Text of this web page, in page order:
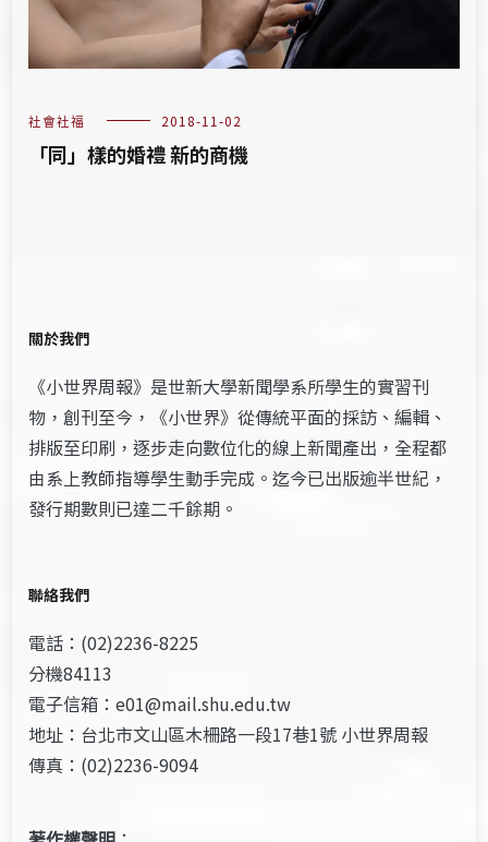
社會社福 2018-11-02
「同」樣的婚禮 新的商機
關於我們
《小世界周報》是世新大學新聞學系所學生的實習刊
物，創刊至今，《小世界》從傳統平面的採訪、編輯、
排版至印刷，逐步走向數位化的線上新聞產出，全程都
由系上教師指導學生動手完成。迄今已出版逾半世紀，
發行期數則已達二千餘期。
聯絡我們
電話：(02)2236-8225
分機84113
電子信箱：e01@mail.shu.edu.tw
地址：台北市文山區木柵路一段17巷1號 小世界周報
傳真：(02)2236-9094